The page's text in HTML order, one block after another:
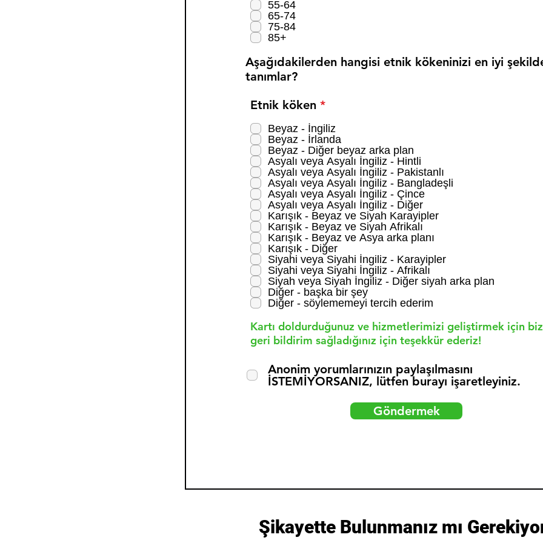
55-64
65-74
75-84
85+
Aşağıdakilerden hangisi etnik kökeninizi en iyi
tanımlar?
Etnik köken *Z
r
u
n
l
u
Beyaz - İngiliz
Beyaz - İrlanda
Beyaz - Diğer beyaz arka plan
Asyalı veya Asyalı İngiliz - Hintli
Asyalı veya Asyalı İngiliz - Pakistanlı
Asyalı veya Asyalı İngiliz - Bangladeşli
Asyalı veya Asyalı İngiliz - Çince
Asyalı veya Asyalı İngiliz - Diğer
Karışık - Beyaz ve Siyah Karayipler
Karışık - Beyaz ve Siyah Afrikalı
Karışık - Beyaz ve Asya arka planı
Karışık - Diğer
Siyahi veya Siyahi İngiliz - Karayipler
Siyahi veya Siyahi İngiliz - Afrikalı
Siyah veya Siyah İngiliz - Diğer siyah arka plan
Diğer - başka bir şey
Diğer - söylememeyi tercih ederim
Kartı doldurduğunuz ve hizmetlerimizi geliştirmek için
geri bildirim sağladığınız için teşekkür ederiz!
Anonim yorumlarınızın paylaşılmasını
İSTEMİYORSANIZ, lütfen burayı işaretleyiniz.
Göndermek
Şikayette Bulunmanız mı